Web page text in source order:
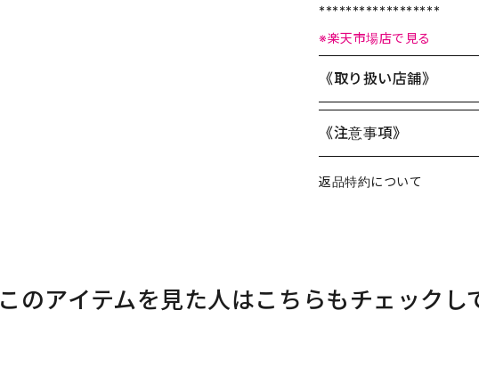
******************
※楽天市場店で見る
《取り扱い店舗》
《注意事項》
返品特約について
このアイテムを見た人はこちらもチェックし